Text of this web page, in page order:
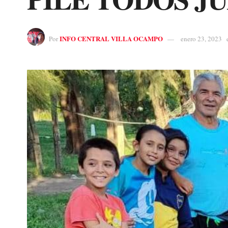
PorINFO CENTRAL VILLA OCAMPO enero 23, 2023